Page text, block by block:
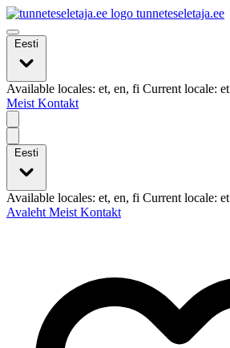
tunneteseletaja.ee
Eesti
Available locales: et, en, fi Current locale: et
Meist Kontakt
Eesti
Available locales: et, en, fi Current locale: et
Avaleht Meist Kontakt